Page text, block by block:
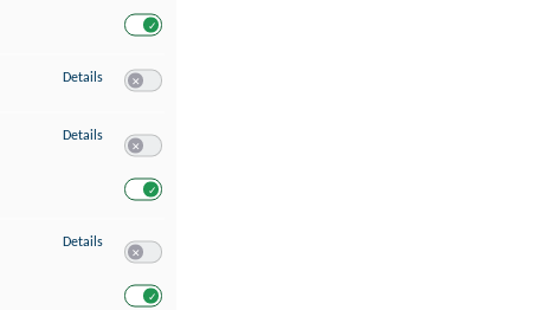
Details zu Messung der Performance von Inhalten
Details zu Analyse von Zielgruppen durch Statistiken oder Kombinationen von
Details zu Entwicklung und Verbesserung der Angebote